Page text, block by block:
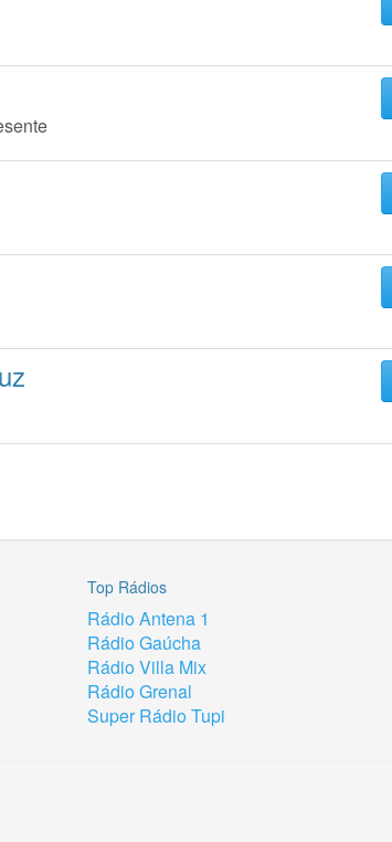
Top Rádios
Rádio Antena 1
Rádio Gaúcha
Rádio Villa Mix
Rádio Grenal
Super Rádio Tupi